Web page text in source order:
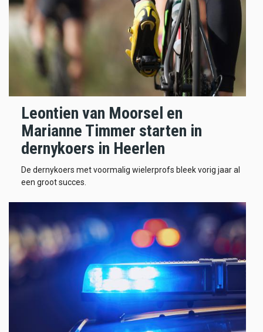
Leontien van Moorsel en
Marianne Timmer starten in
dernykoers in Heerlen
De dernykoers met voormalig wielerprofs bleek vorig jaar al
een groot succes.